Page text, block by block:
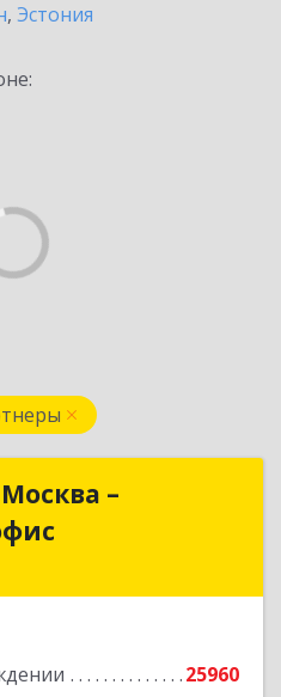
, Эстония
–
25960
Бит, Москва –
офис